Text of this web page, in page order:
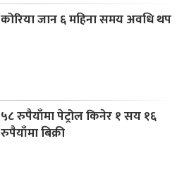
कोरिया जान ६ महिना समय अवधि थप
५८ रुपैयाँमा पेट्रोल किनेर १ सय १६
रुपैयाँमा बिक्री